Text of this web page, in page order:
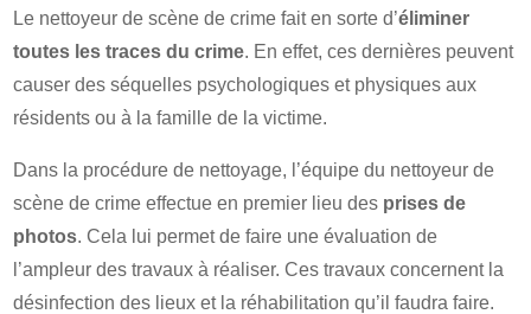
Le nettoyeur de scène de crime fait en sorte d’éliminer
toutes les traces du crime. En effet, ces dernières peuvent
causer des séquelles psychologiques et physiques aux
résidents ou à la famille de la victime.
Dans la procédure de nettoyage, l’équipe du nettoyeur de
scène de crime effectue en premier lieu des prises de
photos. Cela lui permet de faire une évaluation de
l’ampleur des travaux à réaliser. Ces travaux concernent la
désinfection des lieux et la réhabilitation qu’il faudra faire.